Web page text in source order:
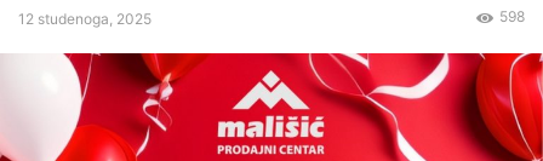
12 studenoga, 2025 598